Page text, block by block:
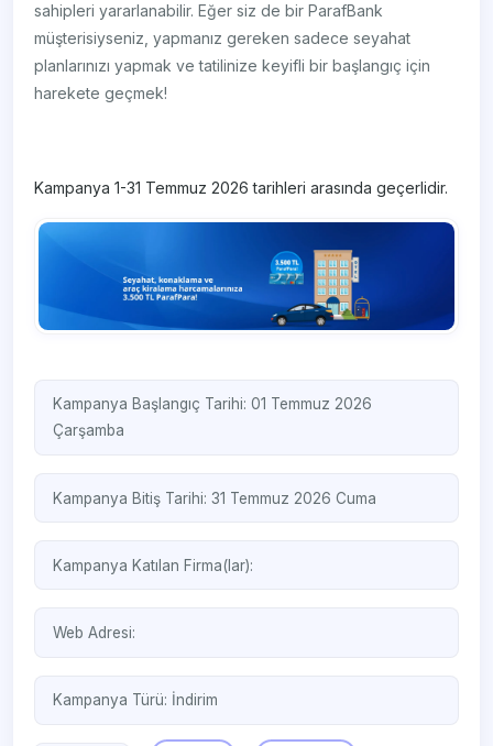
sahipleri yararlanabilir. Eğer siz de bir ParafBank
müşterisiyseniz, yapmanız gereken sadece seyahat
planlarınızı yapmak ve tatilinize keyifli bir başlangıç için
harekete geçmek!
Kampanya 1-31 Temmuz 2026 tarihleri arasında geçerlidir.
Kampanya Başlangıç Tarihi: 01 Temmuz 2026
Çarşamba
Kampanya Bitiş Tarihi: 31 Temmuz 2026 Cuma
Kampanya Katılan Firma(lar):
Web Adresi:
Kampanya Türü: İndirim